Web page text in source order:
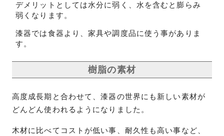
デメリットとしては水分に弱く、水を含むと膨らみ
弱くなります。
漆器では食器より、家具や調度品に使う事がありま
す。
樹脂の素材
高度成長期と合わせて、漆器の世界にも新しい素材が
どんどん使われるようになりました。
木材に比べてコストが低い事、耐久性も高い事など、